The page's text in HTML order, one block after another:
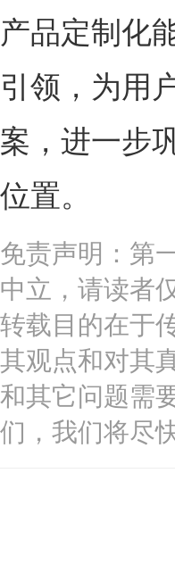
产品定制化
引领，为用
案，进一步
位置。
免责声明：第
中立，请读者
转载目的在于
其观点和对其
和其它问题需
们，我们将尽